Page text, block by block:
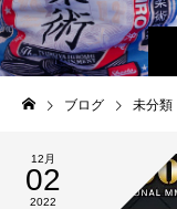
ブログ 未分類
12月
02
2022